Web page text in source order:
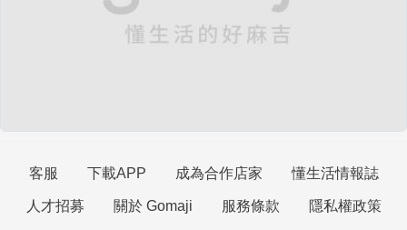
客服 下載APP 成為合作店家 懂生活情報誌
人才招募 關於 Gomaji 服務條款 隱私權政策